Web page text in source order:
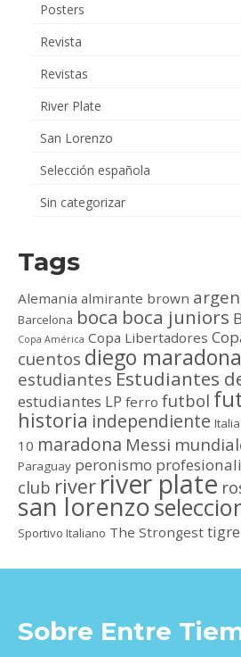
Posters
Revista
Revistas
River Plate
San Lorenzo
Selección española
Sin categorizar
Tags
Alemania almirante brown
Barcelona boca boca juniors
Copa América Copa Libertadores
cuentos diego maradona
estudiantes Estudiantes
estudiantes LP ferro futbol
historia independiente Italia
10 maradona Messi
Paraguay peronismo
club river river plate
san lorenzo
Sportivo Italiano The Strongest tigre
Sobre Entre